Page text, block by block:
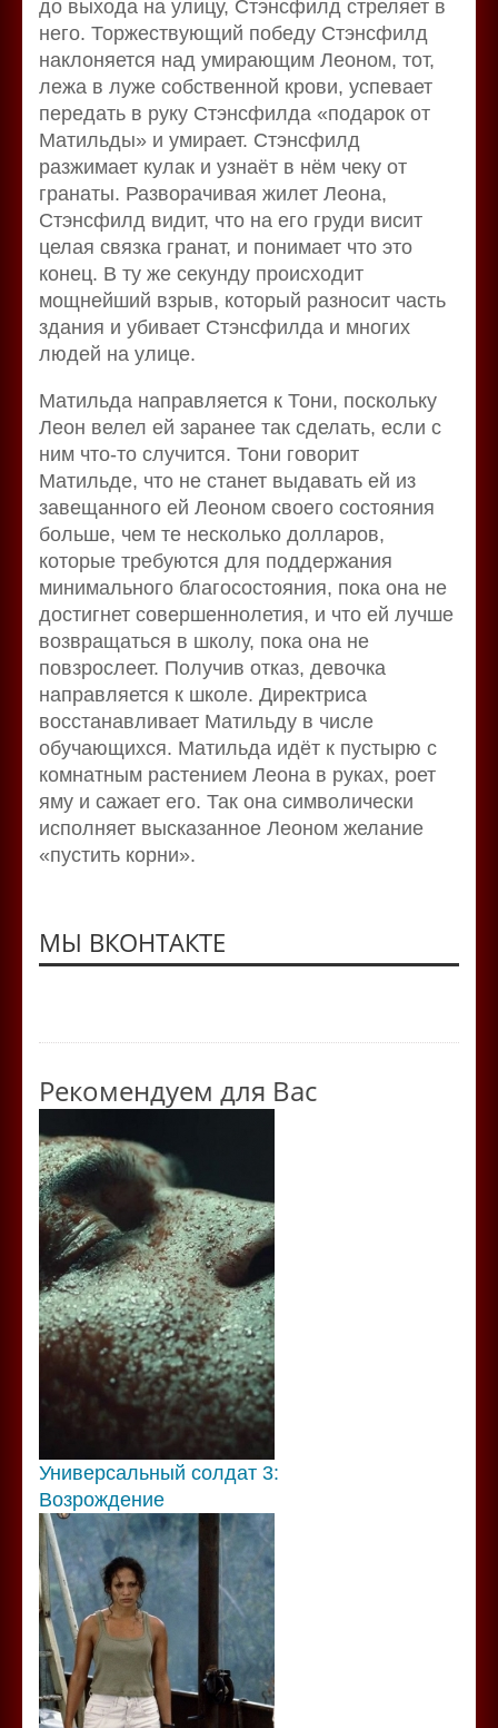
до выхода на улицу, Стэнсфилд стреляет в
него. Торжествующий победу Стэнсфилд
наклоняется над умирающим Леоном, тот,
лежа в луже собственной крови, успевает
передать в руку Стэнсфилда «подарок от
Матильды» и умирает. Стэнсфилд
разжимает кулак и узнаёт в нём чеку от
гранаты. Разворачивая жилет Леона,
Стэнсфилд видит, что на его груди висит
целая связка гранат, и понимает что это
конец. В ту же секунду происходит
мощнейший взрыв, который разносит часть
здания и убивает Стэнсфилда и многих
людей на улице.
Матильда направляется к Тони, поскольку
Леон велел ей заранее так сделать, если с
ним что-то случится. Тони говорит
Матильде, что не станет выдавать ей из
завещанного ей Леоном своего состояния
больше, чем те несколько долларов,
которые требуются для поддержания
минимального благосостояния, пока она не
достигнет совершеннолетия, и что ей лучше
возвращаться в школу, пока она не
повзрослеет. Получив отказ, девочка
направляется к школе. Директриса
восстанавливает Матильду в числе
обучающихся. Матильда идёт к пустырю с
комнатным растением Леона в руках, роет
яму и сажает его. Так она символически
исполняет высказанное Леоном желание
«пустить корни».
МЫ ВКОНТАКТЕ
Рекомендуем для Вас
Универсальный солдат 3:
Возрождение